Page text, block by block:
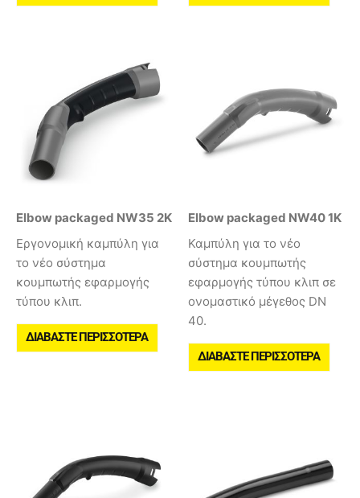
Elbow packaged NW35 2K
Εργονομική καμπύλη για
το νέο σύστημα
κουμπωτής εφαρμογής
τύπου κλιπ.
ΔΙΑΒΆΣΤΕ ΠΕΡΙΣΣΌΤΕΡΑ
Elbow packaged NW40 1K
Καμπύλη για το νέο
σύστημα κουμπωτής
εφαρμογής τύπου κλιπ σε
ονομαστικό μέγεθος DN
40.
ΔΙΑΒΆΣΤΕ ΠΕΡΙΣΣΌΤΕΡΑ